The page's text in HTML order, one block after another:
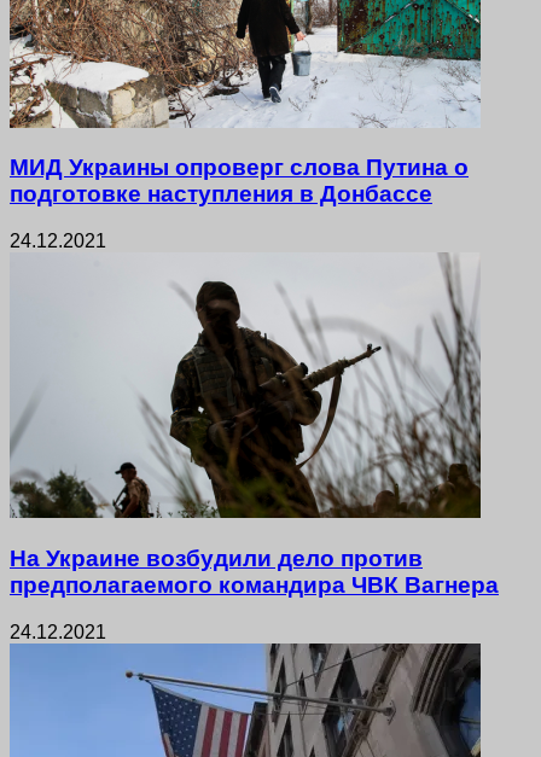
МИД Украины опроверг слова Путина о
подготовке наступления в Донбассе
24.12.2021
На Украине возбудили дело против
предполагаемого командира ЧВК Вагнера
24.12.2021